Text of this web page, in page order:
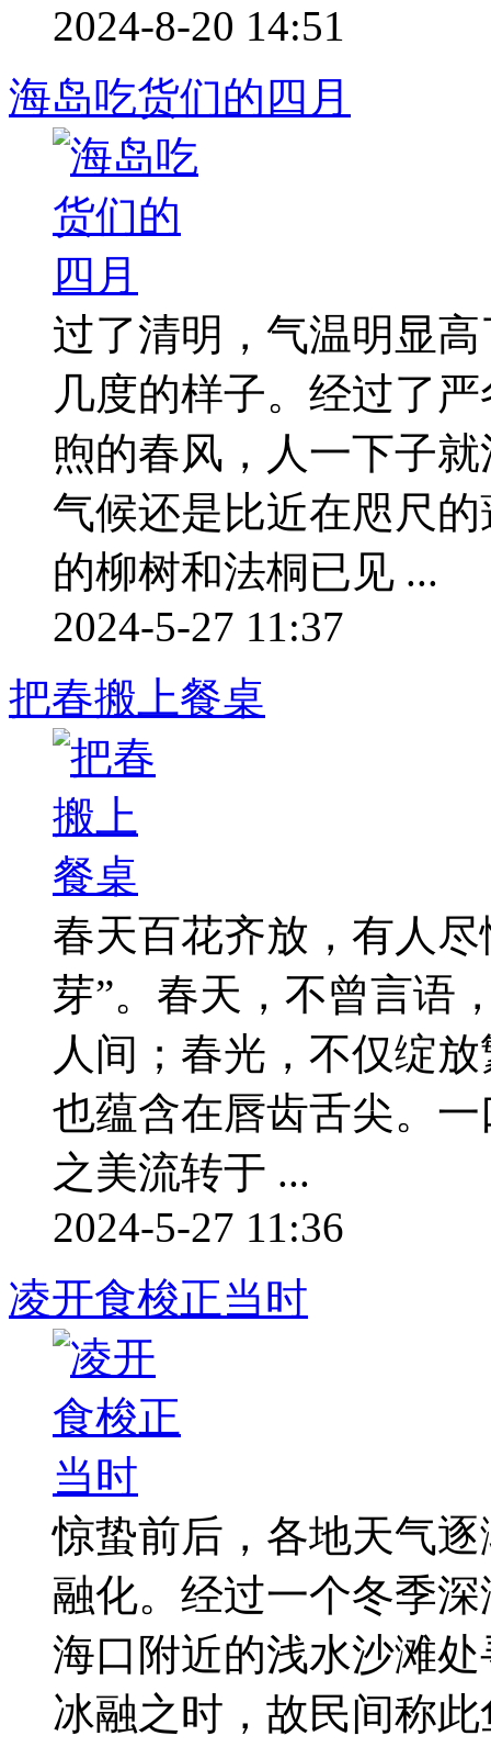
2024-8-20 14:51
海岛吃货们的四月
过了清明，气温明显
几度的样子。经过了
煦的春风，人一下子
气候还是比近在咫尺
的柳树和法桐已见 ...
2024-5-27 11:37
把春搬上餐桌
春天百花齐放，有人
芽”。春天，不曾言语
人间；春光，不仅绽
也蕴含在唇齿舌尖。
之美流转于 ...
2024-5-27 11:36
凌开食梭正当时
惊蛰前后，各地天气
融化。经过一个冬季
海口附近的浅水沙滩
冰融之时，故民间称